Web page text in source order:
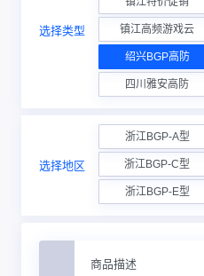
选择类型 镇江高频游戏云
绍兴BGP高防
四川雅安高防
选择地区
浙江BGP-A型
浙江BGP-C型
浙江BGP-E型
商品描述